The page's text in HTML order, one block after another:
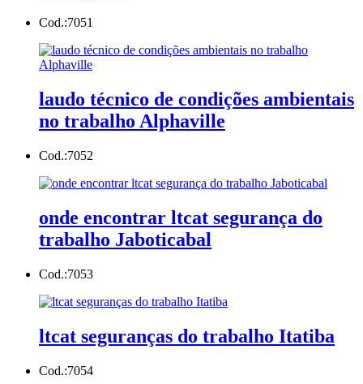
Cod.:7051
laudo técnico de condições ambientais
no trabalho Alphaville
Cod.:7052
onde encontrar ltcat segurança do
trabalho Jaboticabal
Cod.:7053
ltcat seguranças do trabalho Itatiba
Cod.:7054